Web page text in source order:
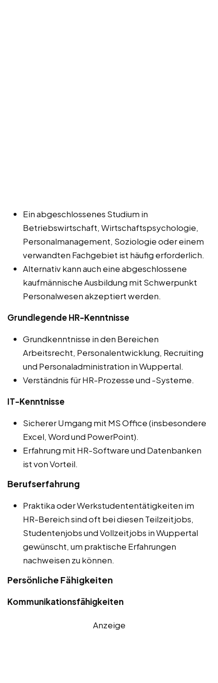
Ein abgeschlossenes Studium in
Betriebswirtschaft, Wirtschaftspsychologie,
Personalmanagement, Soziologie oder einem
verwandten Fachgebiet ist häufig erforderlich.
Alternativ kann auch eine abgeschlossene
kaufmännische Ausbildung mit Schwerpunkt
Personalwesen akzeptiert werden.
Grundlegende HR-Kenntnisse
Grundkenntnisse in den Bereichen
Arbeitsrecht, Personalentwicklung, Recruiting
und Personaladministration in Wuppertal.
Verständnis für HR-Prozesse und -Systeme.
IT-Kenntnisse
Sicherer Umgang mit MS Office (insbesondere
Excel, Word und PowerPoint).
Erfahrung mit HR-Software und Datenbanken
ist von Vorteil.
Berufserfahrung
Praktika oder Werkstudententätigkeiten im
HR-Bereich sind oft bei diesen Teilzeitjobs,
Studentenjobs und Vollzeitjobs in Wuppertal
gewünscht, um praktische Erfahrungen
nachweisen zu können.
Persönliche Fähigkeiten
Kommunikationsfähigkeiten
Anzeige